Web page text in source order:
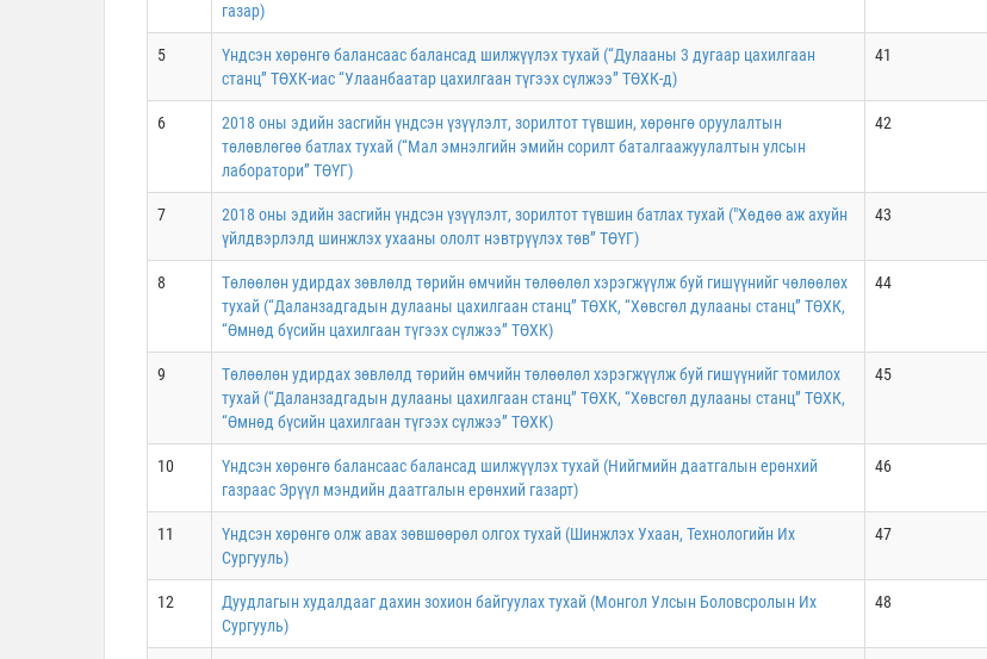
газар)
5
Үндсэн хөрөнгө балансаас балансад шилжүүлэх тухай (“Дулааны 3 дугаар цахилгаан
станц” ТӨХК-иас “Улаанбаатар цахилгаан түгээх сүлжээ” ТӨХК-д)
41
6
2018 оны эдийн засгийн үндсэн үзүүлэлт, зорилтот түвшин, хөрөнгө оруулалтын
төлөвлөгөө батлах тухай (“Мал эмнэлгийн эмийн сорилт баталгаажуулалтын улсын
лаборатори” ТӨҮГ)
42
7
2018 оны эдийн засгийн үндсэн үзүүлэлт, зорилтот түвшин батлах тухай ("Хөдөө аж ахуйн
үйлдвэрлэлд шинжлэх ухааны ололт нэвтрүүлэх төв” ТӨҮГ)
43
8
Төлөөлөн удирдах зөвлөлд төрийн өмчийн төлөөлөл хэрэгжүүлж буй гишүүнийг чөлөөлөх
тухай (“Даланзадгадын дулааны цахилгаан станц” ТӨХК, “Хөвсгөл дулааны станц” ТӨХК,
“Өмнөд бүсийн цахилгаан түгээх сүлжээ” ТӨХК)
44
9
Төлөөлөн удирдах зөвлөлд төрийн өмчийн төлөөлөл хэрэгжүүлж буй гишүүнийг томилох
тухай (“Даланзадгадын дулааны цахилгаан станц” ТӨХК, “Хөвсгөл дулааны станц” ТӨХК,
“Өмнөд бүсийн цахилгаан түгээх сүлжээ” ТӨХК)
45
10
Үндсэн хөрөнгө балансаас балансад шилжүүлэх тухай (Нийгмийн даатгалын ерөнхий
газраас Эрүүл мэндийн даатгалын ерөнхий газарт)
46
11
Үндсэн хөрөнгө олж авах зөвшөөрөл олгох тухай (Шинжлэх Ухаан, Технологийн Их
Сургууль)
47
12
Дуудлагын худалдааг дахин зохион байгуулах тухай (Монгол Улсын Боловсролын Их
Сургууль)
48